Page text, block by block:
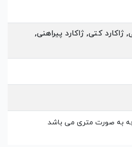
ژاکارد کتی, ژاکارد پیراهنی,
به صورت متری می باشد